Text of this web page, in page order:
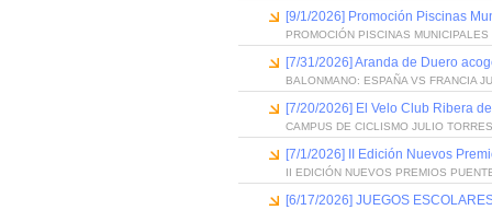
[9/1/2026] Promoción Piscinas
PROMOCIÓN PISCINAS
[7/31/2026] Aranda de Duero
BALONMANO: ESPAÑA VS FRANCIA
[7/20/2026] El Velo Club Ribera
CAMPUS DE CICLISMO JULIO
[7/1/2026] II Edición Nuevos
II EDICIÓN NUEVOS PREMIOS
[6/17/2026] JUEGOS